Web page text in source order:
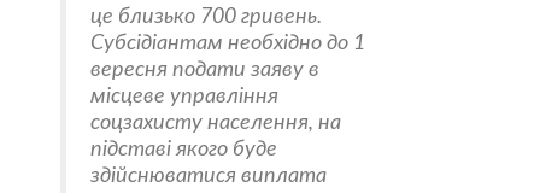
це близько 700 гривень.
Субсідіантам необхідно до 1
вересня подати заяву в
місцеве управління
соцзахисту населення, на
підставі якого буде
здійснюватися виплата